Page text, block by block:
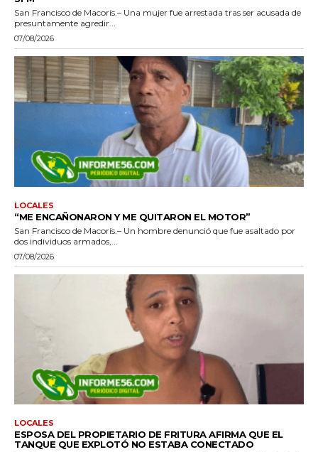
San Francisco de Macorís.– Una mujer fue arrestada tras ser acusada de
presuntamente agredir...
07/08/2026
LOCALES
“ME ENCAÑONARON Y ME QUITARON EL MOTOR”
San Francisco de Macorís.– Un hombre denunció que fue asaltado por
dos individuos armados,...
07/08/2026
LOCALES
ESPOSA DEL PROPIETARIO DE FRITURA AFIRMA QUE EL
TANQUE QUE EXPLOTÓ NO ESTABA CONECTADO